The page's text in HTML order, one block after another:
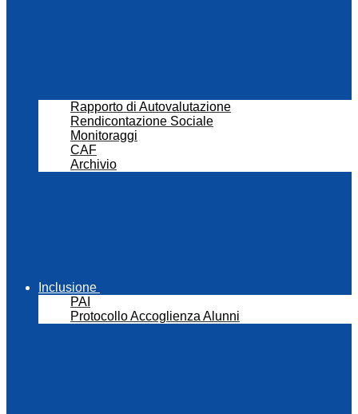
Rapporto di Autovalutazione
Rendicontazione Sociale
Monitoraggi
CAF
Archivio
Inclusione
PAI
Protocollo Accoglienza Alunni